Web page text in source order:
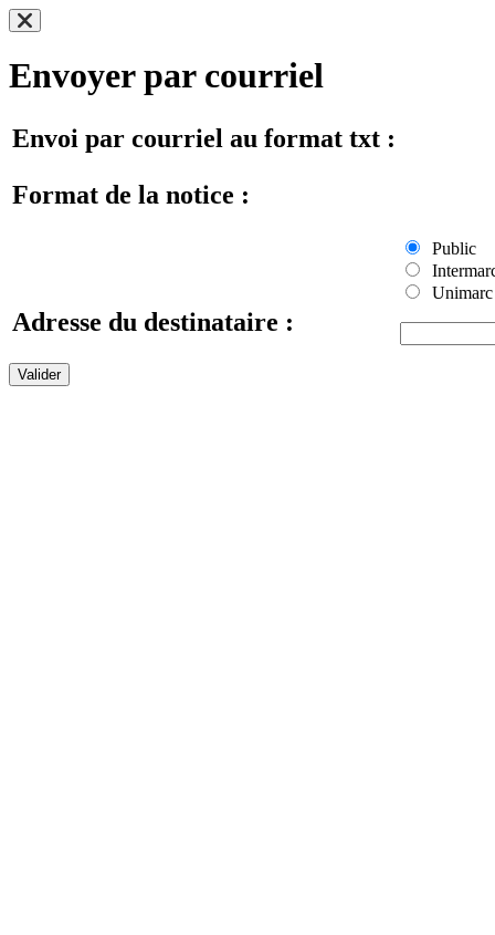
Envoyer par courriel
Envoi par courriel au format txt :
Format de la notice :
Public
Unimarc
Adresse du destinataire :